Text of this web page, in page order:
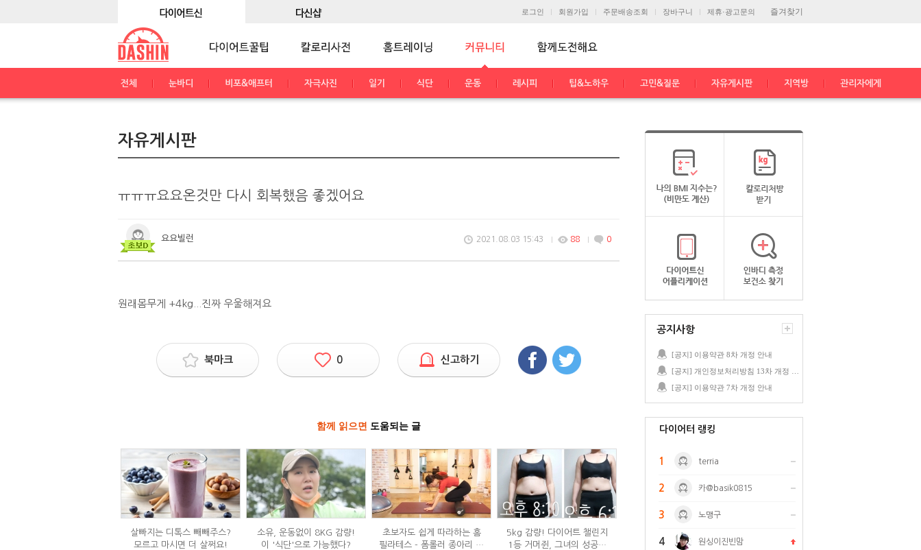
즐겨찾기
로그인 회원가입 주문배송조회 장바구니 제휴·광고문의
전체 눈바디 비포&애프터 자극사진 일기 식단 운동 레시피 팁&노하우 고민&질문 자유게시판 지역방 관리자에게
자유게시판
ㅠㅠㅠ요요온것만 다시 회복했음 좋겠어요
요요빌런 2021.08.03 15:43 88 0
원래몸무게 +4kg...진짜 우울해져요
북마크 0 신고하기
함께 읽으면 도움되는 글
살빠지는 디톡스 빼빼주스?
모르고 마시면 더 살쩌요!
소유, 운동없이 8KG 감량!
이 '식단'으로 가능했다?
초보자도 쉽게 따라하는 홈
필라테스 - 폼롤러 종아리 알
5kg 감량! 다이어트 챌린지
1등 거머쥔, 그녀의 성공팁
공지사항
[공지] 이용약관 8차 개정 안내
[공지] 이용약관 7차 개정 안내
다이어터 랭킹
1 terria
2 카@basik0815
3 노맹구
4 원싱이진빈맘